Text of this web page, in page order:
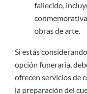
fallecido,
obras de arte.
Si estás
opción funeraria,
ofrecen servicios de
la preparación del